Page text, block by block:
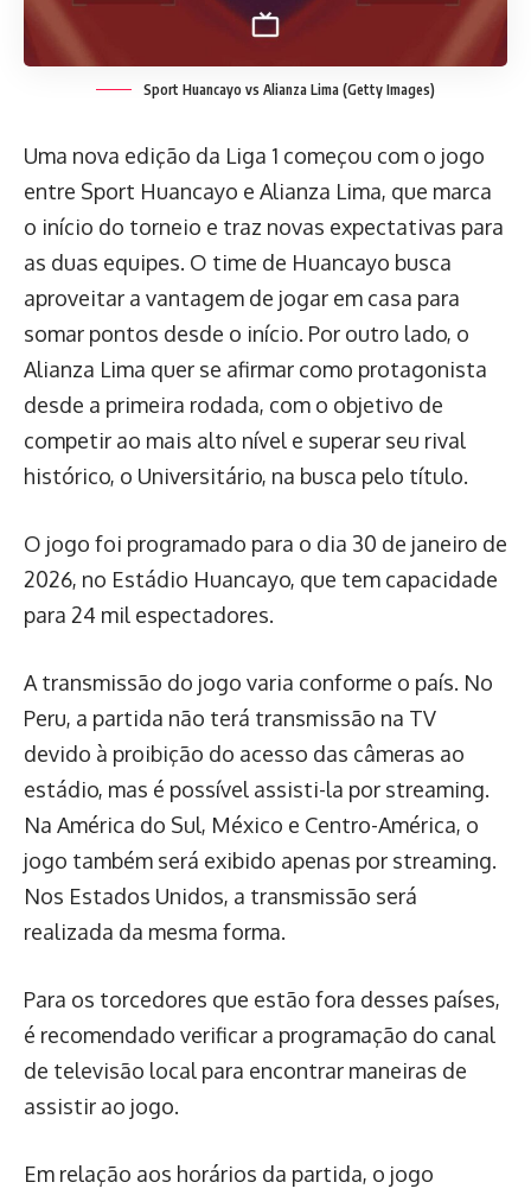
Sport Huancayo vs Alianza Lima (Getty Images)
Uma nova edição da Liga 1 começou com o jogo
entre Sport Huancayo e Alianza Lima, que marca
o início do torneio e traz novas expectativas para
as duas equipes. O time de Huancayo busca
aproveitar a vantagem de jogar em casa para
somar pontos desde o início. Por outro lado, o
Alianza Lima quer se afirmar como protagonista
desde a primeira rodada, com o objetivo de
competir ao mais alto nível e superar seu rival
histórico, o Universitário, na busca pelo título.
O jogo foi programado para o dia 30 de janeiro de
2026, no Estádio Huancayo, que tem capacidade
para 24 mil espectadores.
A transmissão do jogo varia conforme o país. No
Peru, a partida não terá transmissão na TV
devido à proibição do acesso das câmeras ao
estádio, mas é possível assisti-la por streaming.
Na América do Sul, México e Centro-América, o
jogo também será exibido apenas por streaming.
Nos Estados Unidos, a transmissão será
realizada da mesma forma.
Para os torcedores que estão fora desses países,
é recomendado verificar a programação do canal
de televisão local para encontrar maneiras de
assistir ao jogo.
Em relação aos horários da partida, o jogo